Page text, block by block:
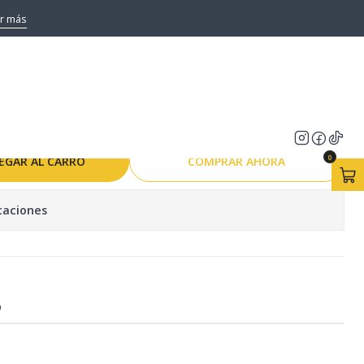
0
más
AL CARRO COMPRAR AHORA